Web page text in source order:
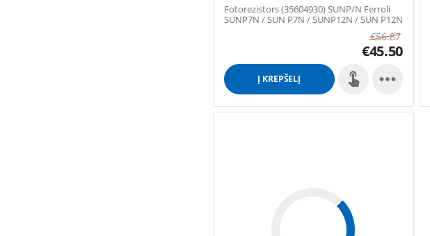
Fotorezistors (35604930) SUNP/N Ferroli
SUNP7N / SUN P7N / SUNP12N / SUN P12N
€56.87
€45.50
Į KREPŠELĮ 